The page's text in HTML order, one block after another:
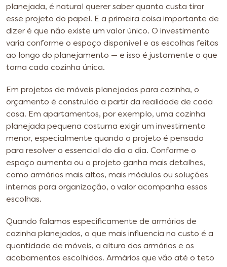
planejada, é natural querer saber quanto custa tirar
esse projeto do papel. E a primeira coisa importante de
dizer é que não existe um valor único. O investimento
varia conforme o espaço disponível e as escolhas feitas
ao longo do planejamento — e isso é justamente o que
torna cada cozinha única.
Em projetos de móveis planejados para cozinha, o
orçamento é construído a partir da realidade de cada
casa. Em apartamentos, por exemplo, uma cozinha
planejada pequena costuma exigir um investimento
menor, especialmente quando o projeto é pensado
para resolver o essencial do dia a dia. Conforme o
espaço aumenta ou o projeto ganha mais detalhes,
como armários mais altos, mais módulos ou soluções
internas para organização, o valor acompanha essas
escolhas.
Quando falamos especificamente de armários de
cozinha planejados, o que mais influencia no custo é a
quantidade de móveis, a altura dos armários e os
acabamentos escolhidos. Armários que vão até o teto